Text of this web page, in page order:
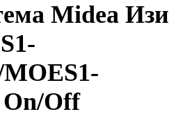
Midea Изи
On/Off